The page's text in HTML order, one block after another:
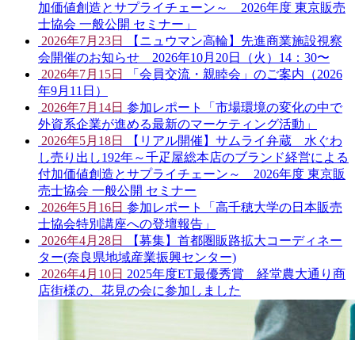
加価値創造とサプライチェーン～ 2026年度 東京販売
士協会 一般公開 セミナー」
2026年7月23日
【ニュウマン高輪】先進商業施設視察
会開催のお知らせ 2026年10月20日（火）14：30〜
2026年7月15日
「会員交流・親睦会」のご案内（2026
年9月11日）
2026年7月14日 参加レポート「市場環境の変化の中で
外資系企業が進める最新のマーケティング活動」
2026年5月18日
【リアル開催】サムライ弁蔵 水ぐわ
し売り出し192年～千疋屋総本店のブランド経営による
付加価値創造とサプライチェーン～ 2026年度 東京販
売士協会 一般公開 セミナー
2026年5月16日 参加レポート「高千穂大学の日本販売
士協会特別講座への登壇報告」
2026年4月28日
【募集】首都圏販路拡大コーディネー
ター(奈良県地域産業振興センター)
2026年4月10日 2025年度ET最優秀賞 経堂農大通り商
店街様の、花見の会に参加しました